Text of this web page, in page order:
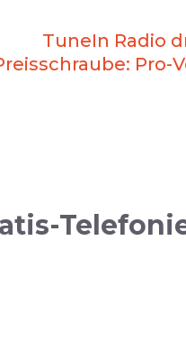
TuneIn Radio
Pro-